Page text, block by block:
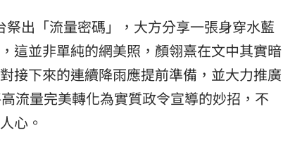
祭出「流量密碼」，大方分享一張身穿水藍
這並非單純的網美照，顏翎熹在文中其實暗
接下來的連續降雨應提前準備，並大力推廣
高流量完美轉化為實質政令宣導的妙招，不
心。